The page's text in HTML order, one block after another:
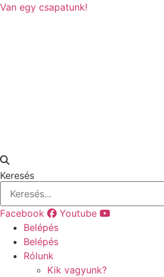
Van egy csapatunk!
Keresés
Facebook
Youtube
Belépés
Belépés
Rólunk
Kik vagyunk?